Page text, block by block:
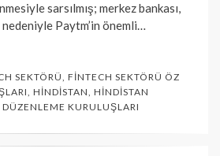
sarsılmış; merkez bankası,
Paytm’in önemli…
SEKTÖRÜ, FINTECH SEKTÖRÜ ÖZ
, HINDISTAN, HINDISTAN
DÜZENLEME KURULUŞLARI